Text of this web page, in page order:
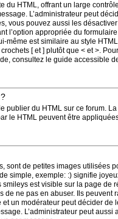
du HTML, offrant un large
L’administrateur peut
vous pouvez aussi les
l’option appropriée du
même est similaire au style
[ et ] plutôt que < et >.
consultez le guide accessible
publier du HTML sur ce forum.
le HTML peuvent être
sont de petites images utilisées
simple, exemple: :) signifie
smileys est visible sur la page de
de ne pas en abuser. Ils peuvent
un modérateur peut décider de
L’administrateur peut aussi